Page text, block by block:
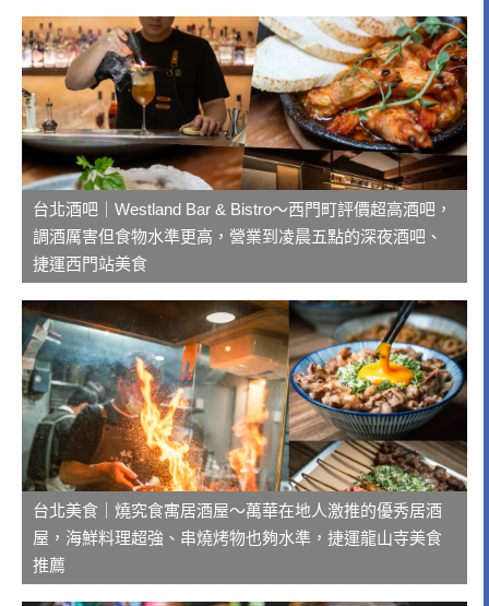
台北酒吧｜Westland Bar & Bistro～西門町評價超高酒吧，
調酒厲害但食物水準更高，營業到凌晨五點的深夜酒吧、
捷運西門站美食
台北美食｜燒究食寓居酒屋～萬華在地人激推的優秀居酒
屋，海鮮料理超強、串燒烤物也夠水準，捷運龍山寺美食
推薦